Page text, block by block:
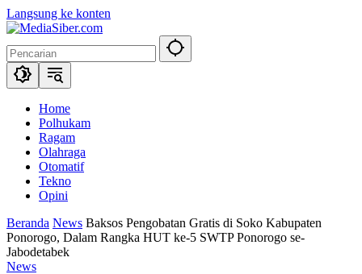
Langsung ke konten
Home
Polhukam
Ragam
Olahraga
Otomatif
Tekno
Opini
Beranda News Baksos Pengobatan Gratis di Soko Kabupaten
Ponorogo, Dalam Rangka HUT ke-5 SWTP Ponorogo se-
Jabodetabek
News